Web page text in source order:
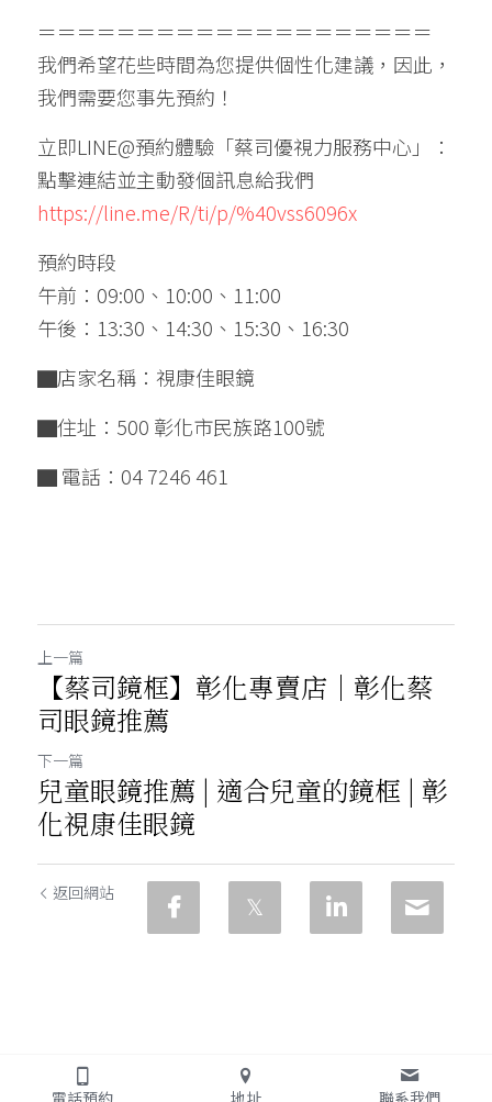
＝＝＝＝＝＝＝＝＝＝＝＝＝＝＝＝＝＝＝＝
我們希望花些時間為您提供個性化建議，因此，
我們需要您事先預約！
立即LINE@預約體驗「蔡司優視力服務中心」：
點擊連結並主動發個訊息給我們
https://line.me/R/ti/p/%40vss6096x
預約時段
午前：09:00、10:00、11:00
午後：13:30、14:30、15:30、16:30
▇店家名稱：視康佳眼鏡
▇住址：500 彰化市民族路100號
▇ 電話：04 7246 461
上一篇
【蔡司鏡框】彰化專賣店｜彰化蔡
司眼鏡推薦
下一篇
兒童眼鏡推薦 | 適合兒童的鏡框 | 彰
化視康佳眼鏡
返回網站
電話預約 地址 聯系我們